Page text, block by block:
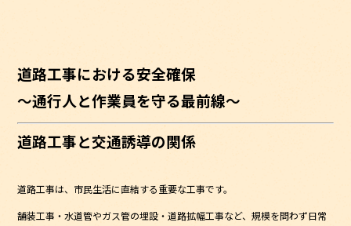
道路工事における安全確保
〜通行人と作業員を守る最前線〜
道路工事と交通誘導の関係
道路工事は、市民生活に直結する重要な工事です。
舗装工事・水道管やガス管の埋設・道路拡幅工事など、規模を問わず日常